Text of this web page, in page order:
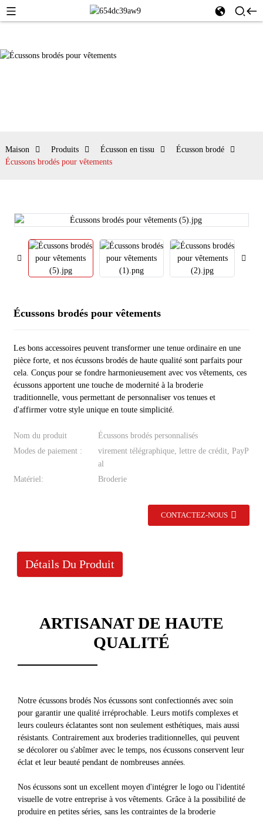
Maison Produits Écusson en tissu
Écusson brodé
Écussons brodés pour vêtements
Écussons brodés pour vêtements
Les bons accessoires peuvent transformer une tenue ordinaire en une
pièce forte, et nos écussons brodés de haute qualité sont parfaits pour
cela. Conçus pour se fondre harmonieusement avec vos vêtements, ces
écussons apportent une touche de modernité à la broderie
traditionnelle, vous permettant de personnaliser vos tenues et
d'affirmer votre style unique en toute simplicité.
Nom du produit
Écussons brodés personnalisés
Modes de paiement :
virement télégraphique, lettre de crédit, PayP
al
Matériel:
Broderie
CONTACTEZ-NOUS
Détails Du Produit
ARTISANAT DE HAUTE
QUALITÉ
Notre écussons brodésNos écussons sont confectionnés avec soin
pour garantir une qualité irréprochable. Leurs motifs complexes et
leurs couleurs éclatantes sont non seulement esthétiques, mais aussi
résistants. Contrairement aux broderies traditionnelles, qui peuvent
se décolorer ou s'abîmer avec le temps, nos écussons conservent leur
éclat et leur beauté pendant de nombreuses années.
Nos écussons sont un excellent moyen d'intégrer le logo ou l'identité
visuelle de votre entreprise à vos vêtements. Grâce à la possibilité de
produire en petites séries, sans les contraintes de la broderie